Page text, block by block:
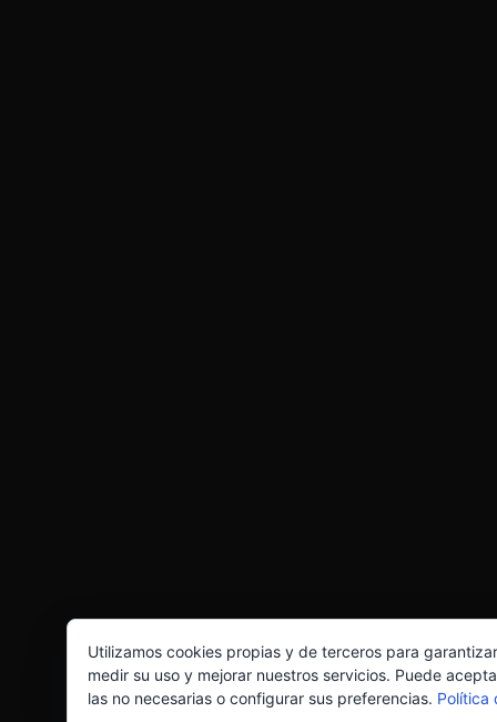
Utilizamos cookies propias y de terceros para
medir su uso y mejorar nuestros servicios. Puede
las no necesarias o configurar sus preferencias. Política